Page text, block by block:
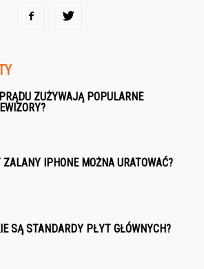
PRĄDU ZUŻYWAJĄ POPULARNE
ZALANY IPHONE MOŻNA URATOWAĆ?
SĄ STANDARDY PŁYT GŁÓWNYCH?